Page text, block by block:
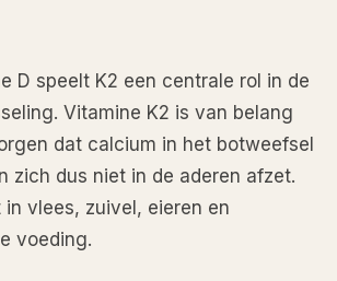
D speelt K2 een centrale rol in de
Vitamine K2 is van belang
dat calcium in het botweefsel
zich dus niet in de aderen afzet.
vlees, zuivel, eieren en
voeding.